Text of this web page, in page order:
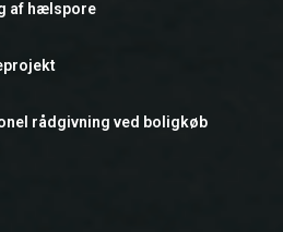
af hælspore
rådgivning ved boligkøb